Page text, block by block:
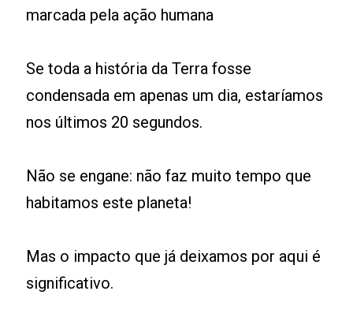
marcada pela ação humana
Se toda a história da Terra fosse
condensada em apenas um dia, estaríamos
nos últimos 20 segundos.
Não se engane: não faz muito tempo que
habitamos este planeta!
Mas o impacto que já deixamos por aqui é
significativo.